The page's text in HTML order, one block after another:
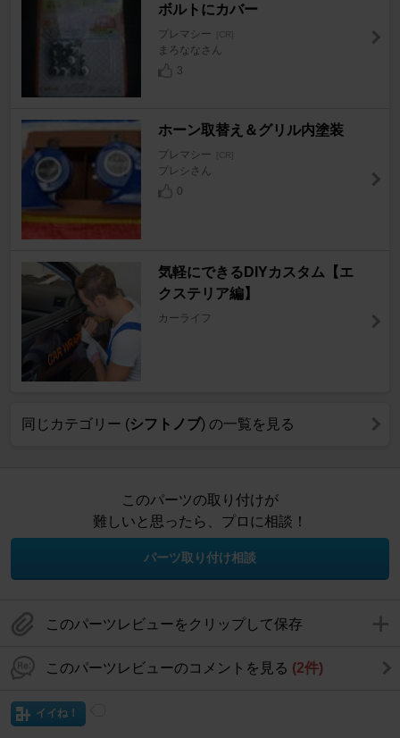
ボルトにカバー
プレマシー [CR]
まろななさん
3
ホーン取替え＆グリル内塗装
プレマシー [CR]
プレシさん
0
気軽にできるDIYカスタム【エ
クステリア編】
カーライフ
同じカテゴリー (シフトノブ) の一覧を見る
このパーツの取り付けが
難しいと思ったら、プロに相談！
パーツ取り付け相談
このパーツレビューをクリップして保存
このパーツレビューのコメントを見る (2件)
イイね！